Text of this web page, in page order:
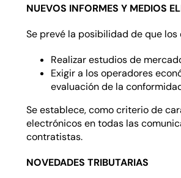
NUEVOS INFORMES Y MEDIOS
Se prevé la posibilidad de que
Realizar estudios de
Exigir a los operadores
evaluación de la
Se establece, como criterio de
electrónicos en todas las
contratistas.
NOVEDADES TRIBUTARIAS